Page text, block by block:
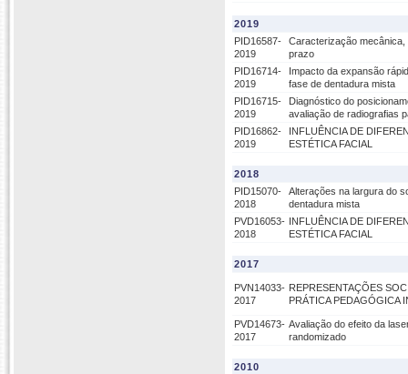
2019
PID16587-
2019
Caracterização mecânica,
prazo
PID16714-
2019
Impacto da expansão
fase de dentadura mista
PID16715-
2019
Diagnóstico do
avaliação de radiografias
PID16862-
2019
INFLUÊNCIA DE
ESTÉTICA FACIAL
2018
PID15070-
2018
Alterações na largura do
dentadura mista
PVD16053-
2018
INFLUÊNCIA DE
ESTÉTICA FACIAL
2017
PVN14033-
2017
REPRESENTAÇÕES
PRÁTICA PEDAGÓGICA
PVD14673-
2017
Avaliação do efeito da
randomizado
2010